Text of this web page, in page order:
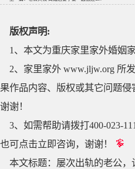
版权声明:
1、本文为重庆家里家外婚姻
2、家里家外 www.jljw.org 所
果作品内容、版权或其它问题
谢谢！
3、如需帮助请拨打400-023-
也可点击立即咨询，谢谢！
本文标题： 屡次出轨的老公